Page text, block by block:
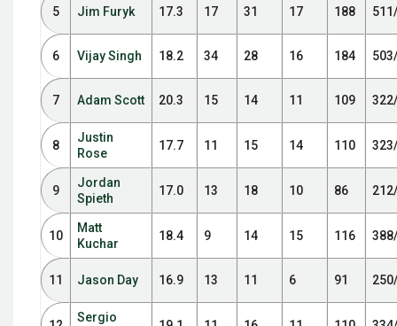
5 Jim Furyk 17.3 17 31 17 188
6 Vijay Singh 18.2 34 28 16 184
7 Adam Scott 20.3 15 14 11 109
8
Justin
Rose
17.7 11 15 14 110
9
Jordan
Spieth
17.0 13 18 10 86
10
Matt
Kuchar
18.4 9 14 15 116
11 Jason Day 16.9 13 11 6 91
Sergio